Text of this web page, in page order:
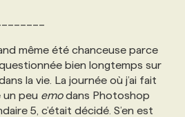
même été chanceuse parce
bien longtemps sur
la vie. La journée où j’ai fait
un peu emodans Photoshop
5, c’était décidé. S’en est